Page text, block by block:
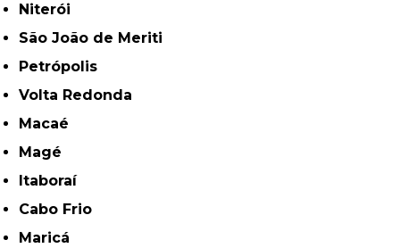
Niterói
São João de Meriti
Petrópolis
Volta Redonda
Macaé
Magé
Itaboraí
Cabo Frio
Maricá